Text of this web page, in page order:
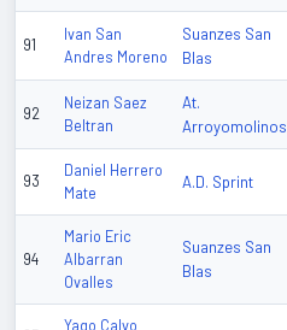
91
Ivan San
Andres Moreno
Suanzes San
Blas
92
Neizan Saez
Beltran
At.
Arroyomolinos
93
Daniel Herrero
Mate
A.D. Sprint
94
Mario Eric
Albarran
Ovalles
Suanzes San
Blas
Yago Calvo